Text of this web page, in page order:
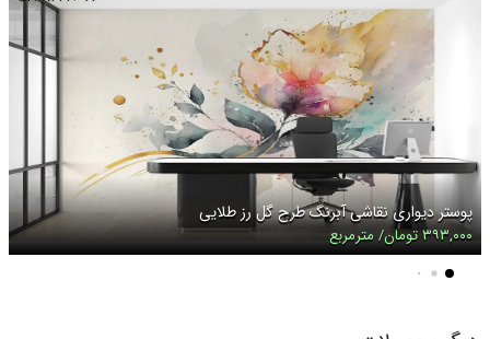
پوستر دیواری نقاشی آبرنگ طرح گل رز طلایی
۳۹۳,۰۰۰ تومان/ مترمربع